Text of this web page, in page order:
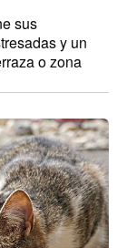
sus
y un
o zona